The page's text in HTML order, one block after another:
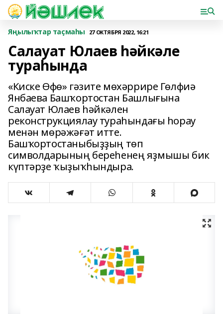
Яңылыҡтар таҫмаһы 27 ОКТЯБРЯ 2022, 16:21
Салауат Юлаев һәйкәле
тураһында
«Киске Өфө» гәзите мөхәррире Гөлфиә
Янбаева Башҡортостан Башлығына
Салауат Юлаев һәйкәлен
реконструкциялау тураһындағы һорау
менән мөрәжәғәт итте.
Башҡортостаныбыҙҙың төп
символдарының береһенең яҙмышы бик
күптәрҙе ҡыҙыҡһындыра.